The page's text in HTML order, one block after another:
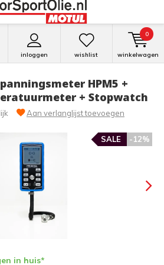
inloggen wishlist winkelwagen
0
HPM5 +
+ Stopwatch
Aan verlanglijst toevoegen
-12%
SALE
in huis*